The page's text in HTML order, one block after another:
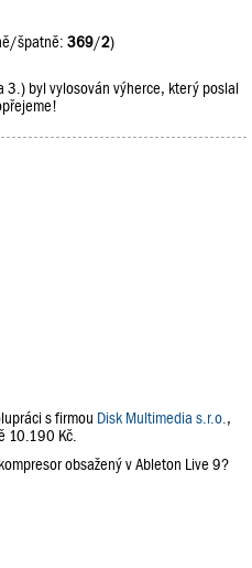
špatně: 369/2)
3.) byl vylosován výherce, který poslal
s firmou Disk Multimedia s.r.o. ,
10.190 Kč.
obsažený v Ableton Live 9?